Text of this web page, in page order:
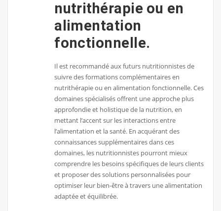
nutrithérapie ou en
alimentation
fonctionnelle.
Il est recommandé aux futurs nutritionnistes de
suivre des formations complémentaires en
nutrithérapie ou en alimentation fonctionnelle. Ces
domaines spécialisés offrent une approche plus
approfondie et holistique de la nutrition, en
mettant l’accent sur les interactions entre
l’alimentation et la santé. En acquérant des
connaissances supplémentaires dans ces
domaines, les nutritionnistes pourront mieux
comprendre les besoins spécifiques de leurs clients
et proposer des solutions personnalisées pour
optimiser leur bien-être à travers une alimentation
adaptée et équilibrée.